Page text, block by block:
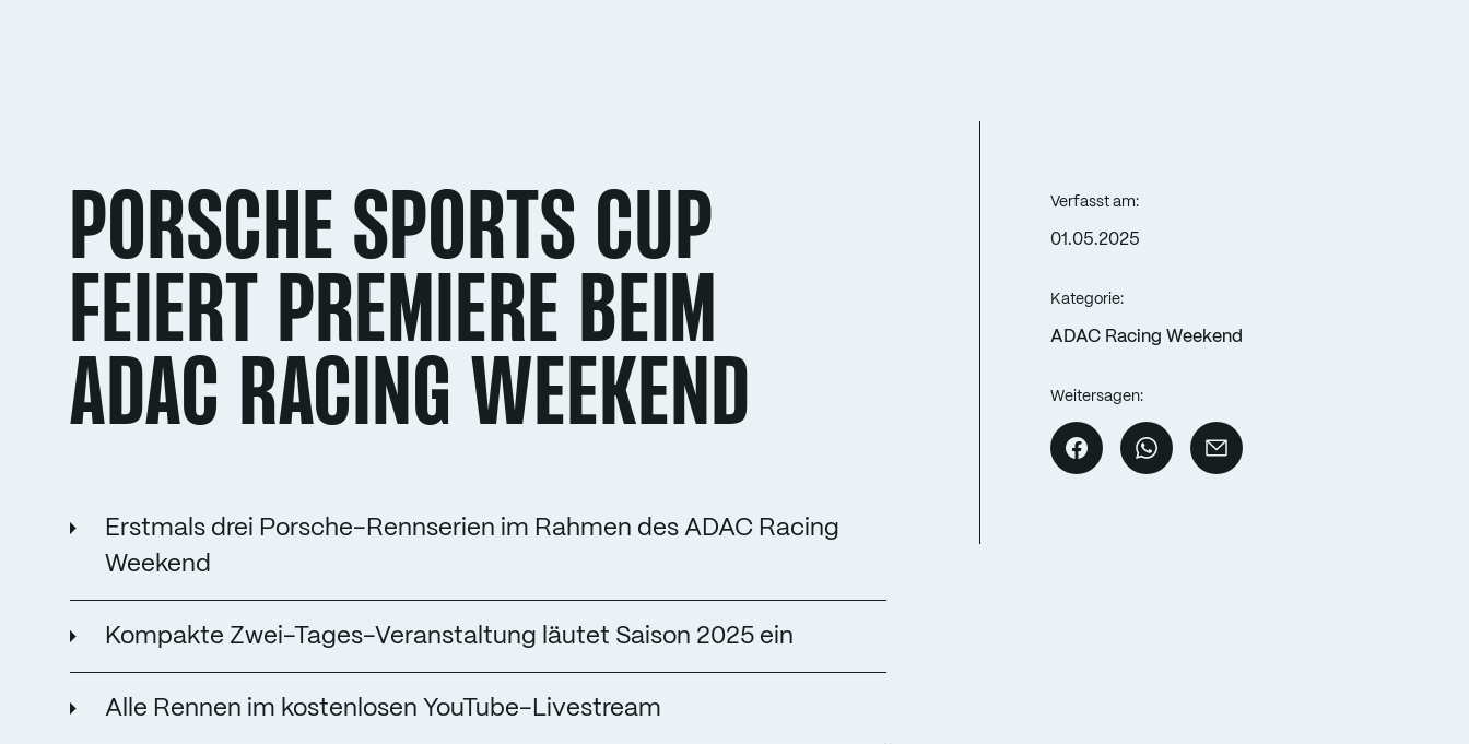
PORSCHE SPORTS CUP
FEIERT PREMIERE BEIM
ADAC RACING WEEKEND
Erstmals drei Porsche-Rennserien im Rahmen des ADAC Racing
Weekend
Kompakte Zwei-Tages-Veranstaltung läutet Saison 2025 ein
Alle Rennen im kostenlosen YouTube-Livestream
Verfasst am:
01.05.2025
Kategorie:
ADAC Racing Weekend
Weitersagen: